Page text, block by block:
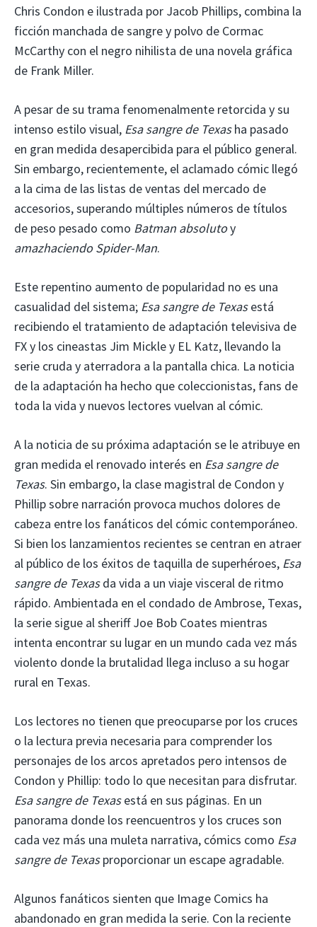
Chris Condon e ilustrada por Jacob Phillips, combina la
ficción manchada de sangre y polvo de Cormac
McCarthy con el negro nihilista de una novela gráfica
de Frank Miller.
A pesar de su trama fenomenalmente retorcida y su
intenso estilo visual, Esa sangre de Texasha pasado
en gran medida desapercibida para el público general.
Sin embargo, recientemente, el aclamado cómic llegó
a la cima de las listas de ventas del mercado de
accesorios, superando múltiples números de títulos
de peso pesado como Batman absolutoy
amazhaciendo Spider-Man.
Este repentino aumento de popularidad no es una
casualidad del sistema; Esa sangre de Texasestá
recibiendo el tratamiento de adaptación televisiva de
FX y los cineastas Jim Mickle y EL Katz, llevando la
serie cruda y aterradora a la pantalla chica. La noticia
de la adaptación ha hecho que coleccionistas, fans de
toda la vida y nuevos lectores vuelvan al cómic.
A la noticia de su próxima adaptación se le atribuye en
gran medida el renovado interés en Esa sangre de
Texas. Sin embargo, la clase magistral de Condon y
Phillip sobre narración provoca muchos dolores de
cabeza entre los fanáticos del cómic contemporáneo.
Si bien los lanzamientos recientes se centran en atraer
al público de los éxitos de taquilla de superhéroes, Esa
sangre de Texasda vida a un viaje visceral de ritmo
rápido. Ambientada en el condado de Ambrose, Texas,
la serie sigue al sheriff Joe Bob Coates mientras
intenta encontrar su lugar en un mundo cada vez más
violento donde la brutalidad llega incluso a su hogar
rural en Texas.
Los lectores no tienen que preocuparse por los cruces
o la lectura previa necesaria para comprender los
personajes de los arcos apretados pero intensos de
Condon y Phillip: todo lo que necesitan para disfrutar.
Esa sangre de Texasestá en sus páginas. En un
panorama donde los reencuentros y los cruces son
cada vez más una muleta narrativa, cómics como Esa
sangre de Texasproporcionar un escape agradable.
Algunos fanáticos sienten que Image Comics ha
abandonado en gran medida la serie. Con la reciente